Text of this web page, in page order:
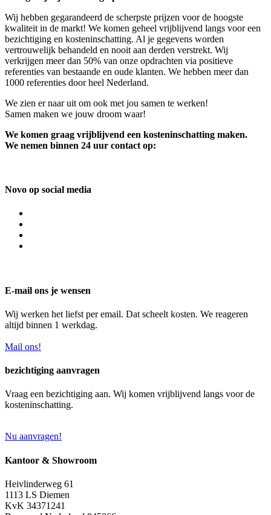
Wij hebben gegarandeerd de scherpste prijzen voor de hoogste
kwaliteit in de markt! We komen geheel vrijblijvend langs voor een
bezichtiging en kosteninschatting. Al je gegevens worden
vertrouwelijk behandeld en nooit aan derden verstrekt. Wij
verkrijgen meer dan 50% van onze opdrachten via positieve
referenties van bestaande en oude klanten. We hebben meer dan
1000 referenties door heel Nederland.
We zien er naar uit om ook met jou samen te werken!
Samen maken we jouw droom waar!
We komen graag vrijblijvend een kosteninschatting maken.
We nemen binnen 24 uur contact op:
Novo op social media
E-mail ons je wensen
Wij werken het liefst per email. Dat scheelt kosten. We reageren
altijd binnen 1 werkdag.
Mail ons!
bezichtiging aanvragen
Vraag een bezichtiging aan. Wij komen vrijblijvend langs voor de
kosteninschatting.
Nu aanvragen!
Kantoor & Showroom
Heivlinderweg 61
1113 LS Diemen
KvK 34371241